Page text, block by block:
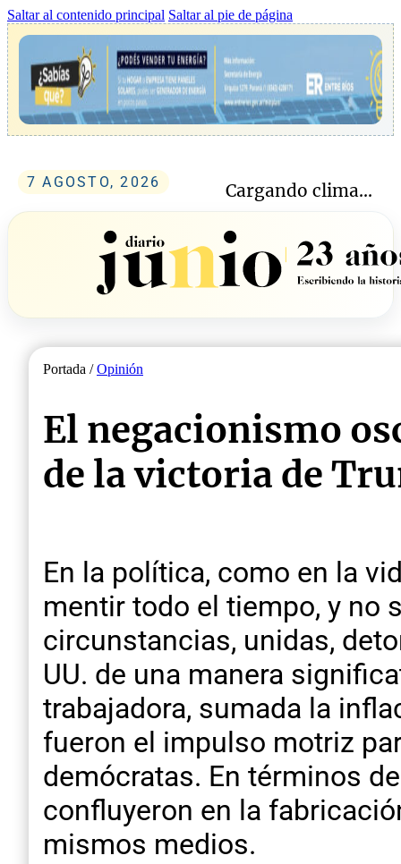
Saltar al contenido principal Saltar al pie de página
7 AGOSTO, 2026 Cargando clima...
Portada /Opinión
El negacionismo
de la victoria de
En la política, como en la
mentir todo el tiempo, y no
circunstancias, unidas,
UU. de una manera
trabajadora, sumada la
fueron el impulso motriz
demócratas. En términos
confluyeron en la
mismos medios.